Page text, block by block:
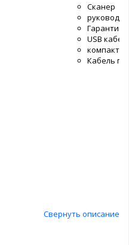
Сканер
USB
компакт-
Кабель
Свернуть описание